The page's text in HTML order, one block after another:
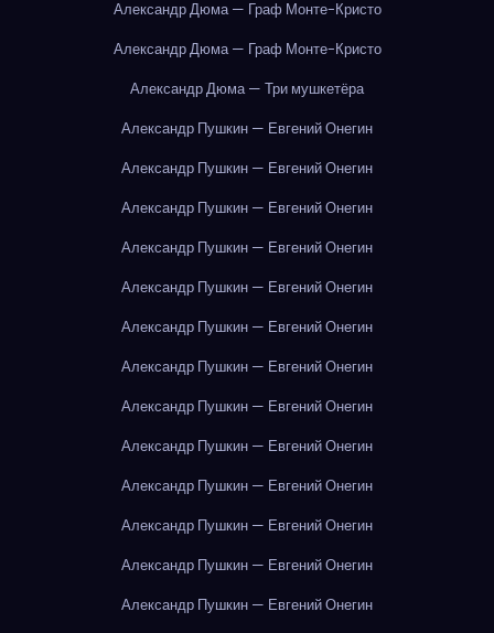
Александр Дюма — Граф Монте-Кристо
Александр Дюма — Граф Монте-Кристо
Александр Дюма — Три мушкетёра
Александр Пушкин — Евгений Онегин
Александр Пушкин — Евгений Онегин
Александр Пушкин — Евгений Онегин
Александр Пушкин — Евгений Онегин
Александр Пушкин — Евгений Онегин
Александр Пушкин — Евгений Онегин
Александр Пушкин — Евгений Онегин
Александр Пушкин — Евгений Онегин
Александр Пушкин — Евгений Онегин
Александр Пушкин — Евгений Онегин
Александр Пушкин — Евгений Онегин
Александр Пушкин — Евгений Онегин
Александр Пушкин — Евгений Онегин